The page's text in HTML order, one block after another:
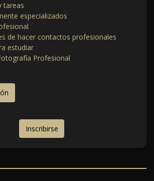
tareas
especializados
de hacer contactos profesionales
estudiar
Profesional
Inscribirse